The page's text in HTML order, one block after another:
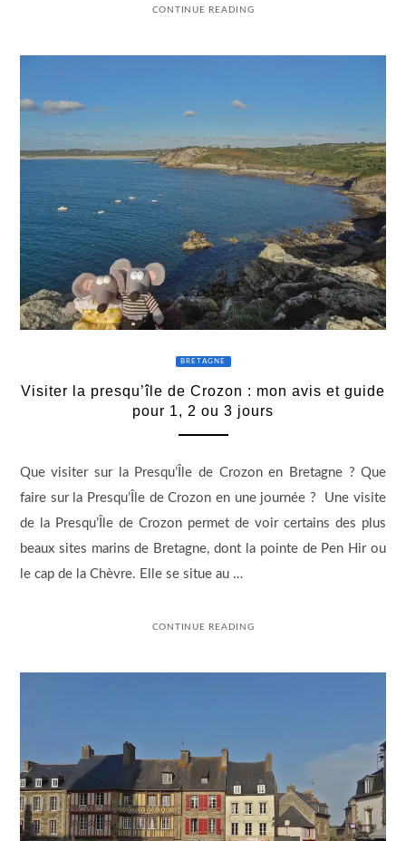
CONTINUE READING
BRETAGNE
Visiter la presqu’île de Crozon : mon avis et guide
pour 1, 2 ou 3 jours
Que visiter sur la Presqu’Île de Crozon en Bretagne ? Que
faire sur la Presqu’Île de Crozon en une journée ? Une visite
de la Presqu’Île de Crozon permet de voir certains des plus
beaux sites marins de Bretagne, dont la pointe de Pen Hir ou
le cap de la Chèvre. Elle se situe au …
CONTINUE READING